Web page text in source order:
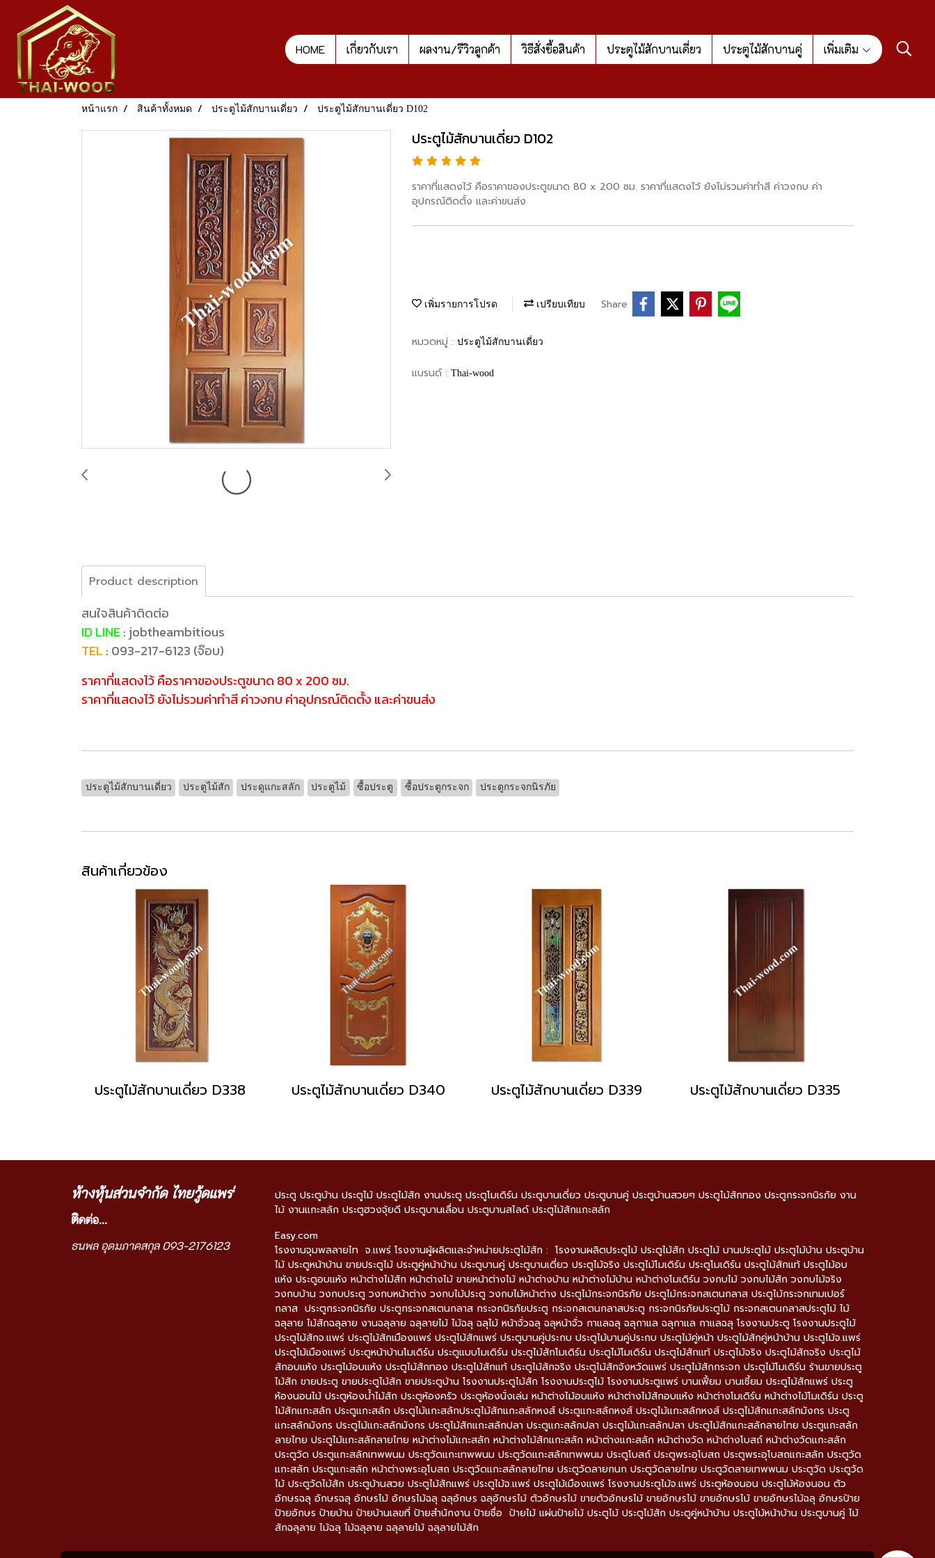
HOME เกี่ยวกับเรา ผลงาน/รีวิวลูกค้า วิธีสั่งซื้อสินค้า ประตูไม้สักบานเดี่ยว ประตูไม้สักบานคู่ เพิ่มเติม
หน้าแรก สินค้าทั้งหมด ประตูไม้สักบานเดี่ยว ประตูไม้สักบานเดี่ยว D102
ประตูไม้สักบานเดี่ยว D102
ราคาที่แสดงไว้ คือราคาของประตูขนาด 80 x 200 ซม. ราคาที่แสดงไว้ ยังไม่รวมค่าทำสี ค่าวงกบ ค่า
อุปกรณ์ติดตั้ง และค่าขนส่ง
เพิ่มรายการโปรด เปรียบเทียบ Share
หมวดหมู่ : ประตูไม้สักบานเดี่ยว
แบรนด์ : Thai-wood
Product description
สนใจสินค้าติดต่อ
ID LINE : jobtheambitious
TEL : 093-217-6123 (จ๊อบ)
ราคาที่แสดงไว้ คือราคาของประตูขนาด 80 x 200 ซม.
ราคาที่แสดงไว้ ยังไม่รวมค่าทำสี ค่าวงกบ ค่าอุปกรณ์ติดตั้ง และค่าขนส่ง
ประตูไม้สักบานเดี่ยว ประตูไม้สัก ประดูแกะสลัก ประตูไม้ ซื้อประตู ซื้อประตูกระจก ประตูกระจกนิรภัย
สินค้าเกี่ยวข้อง
ประตูไม้สักบานเดี่ยว D338 ประตูไม้สักบานเดี่ยว D340 ประตูไม้สักบานเดี่ยว D339 ประตูไม้สักบานเดี่ยว D335
ห้างหุ้นส่วนจำกัด ไทยวู้ดแพร่
ติดต่อ...
ธนพล อุดมภาคสกุล 093-2176123
ประตู ประตูบ้าน ประตูไม้ ประตูไม้สัก งานประตู ประตูโมเดิร์น ประตูบานเดี่ยว ประตูบานคู่ ประตูบ้านสวยๆ ประตูไม้สักทอง ประตูกระจกนิรภัย งาน
ไม้ งานแกะสลัก ประตูฮวงจุ้ยดี ประตูบานเลื่อน ประตูบานสไลด์ ประตูไม้สักแกะสลัก
Easy.com
โรงงานจุมพลลายไท จ.แพร่ โรงงานผู้ผลิตและจำหน่ายประตูไม้สัก : โรงงานผลิตประตูไม้ ประตูไม้สัก ประตูไม้ บานประตูไม้ ประตูไม้บ้าน ประตูบ้าน
ไม้ ประตูหน้าบ้าน ขายประตูไม้ ประตูคู่หน้าบ้าน ประตูบานคู่ ประตูบานเดี่ยว ประตูไม้จริง ประตูไม้โมเดิร์น ประตูโมเดิร์น ประตูไม้สักแท้ ประตูไม้อบ
แห้ง ประตูอบแห้ง หน้าต่างไม้สัก หน้าต่างไม้ ขายหน้าต่างไม้ หน้าต่างบ้าน หน้าต่างไม้บ้าน หน้าต่างโมเดิร์น วงกบไม้ วงกบไม้สัก วงกบไม้จริง
วงกบบ้าน วงกบประตู วงกบหน้าต่าง วงกบไม้ประตู วงกบไม้หน้าต่าง ประตูไม้กระจกนิรภัย ประตูไม้กระจกสเตนกลาส ประตูไม้กระจกเทมเปอร์
กลาส ประตูกระจกนิรภัย ประตูกระจกสเตนกลาส กระจกนิรภัยประตู กระจกสเตนกลาสประตู กระจกนิรภัยประตูไม้ กระจกสเตนกลาสประตูไม้ ไม้
ฉลุลาย ไม้สักฉลุลาย งานฉลุลาย ฉลุลายไม้ ไม้ฉลุ ฉลุไม้ หน้าจั่วฉลุ ฉลุหน้าจั่ว กาแลฉลุ ฉลุกาแล ฉลุกาแล กาแลฉลุ โรงงานประตู โรงงานประตูไม้
ประตูไม้สักจ.แพร่ ประตูไม้สักเมืองแพร่ ประตูไม้สักแพร่ ประตูบานคู่ประกบ ประตูไม้บานคู่ประกบ ประตูไม้คู่หน้า ประตูไม้สักคู่หน้าบ้าน ประตูไม้จ.แพร่
ประตูไม้เมืองแพร่ ประตูหน้าบ้านโมเดิร์น ประตูแบบโมเดิร์น ประตูไม้สักโมเดิร์น ประตูไม้โมเดิร์น ประตูไม้สักแท้ ประตูไม้จริง ประตูไม้สักจริง ประตูไม้
สักอบแห้ง ประตูไม้อบแห้ง ประตูไม้สักทอง ประตูไม้สักแท้ ประตูไม้สักจริง ประตูไม้สักจังหวัดแพร่ ประตูไม้สักกระจก ประตูไม้โมเดิร์น ร้านขายประตู
ไม้สัก ขายประตู ขายประตูไม้สัก ขายประตูบ้าน โรงงานประตูไม้สัก โรงงานประตูไม้ โรงงานประตูแพร่ บานเฟี้ยม บานเซี้ยม ประตูไม้สักแพร่ ประตู
ห้องนอนไม้ ประตูห้องน้ำไม้สัก ประตูห้องครัว ประตูห้องนั่งเล่น หน้าต่างไม้อบแห้ง หน้าต่างไม้สักอบแห้ง หน้าต่างโมเดิร์น หน้าต่างไม้โมเดิร์น ประตู
ไม้สักแกะสลัก ประตูแกะสลัก ประตูไม้แกะสลักประตูไม้สักแกะสลักหงส์ ประตูแกะสลักหงส์ ประตูไม้แกะสลักหงส์ ประตูไม้สักแกะสลักมังกร ประตู
แกะสลักมังกร ประตูไม้แกะสลักมังกร ประตูไม้สักแกะสลักปลา ประตูแกะสลักปลา ประตูไม้แกะสลักปลา ประตูไม้สักแกะสลักลายไทย ประตูแกะสลัก
ลายไทย ประตูไม้แกะสลักลายไทย หน้าต่างไม้แกะสลัก หน้าต่างไม้สักแกะสลัก หน้าต่างแกะสลัก หน้าต่างวัด หน้าต่างโบสถ์ หน้าต่างวัดแกะสลัก
ประตูวัด ประตูแกะสลักเทพพนม ประตูวัดแกะเทพพนม ประตูวัดแกะสลักเทพพนม ประตูโบสถ์ ประตูพระอุโบสถ ประตูพระอุโบสถแกะสลัก ประตูวัด
แกะสลัก ประตูแกะสลัก หน้าต่างพระอุโบสถ ประตูวัดแกะสลักลายไทย ประตูวัดลายกนก ประตูวัดลายไทย ประตูวัดลายเทพพนม ประตูวัด ประตูวัด
ไม้ ประตูวัดไม้สัก ประตูบ้านสวย ประตูไม้สักแพร่ ประตูไม้จ.แพร่ ประตูไม้เมืองแพร่ โรงงานประตูไม้จ.แพร่ ประตูห้องนอน ประตูไม้ห้องนอน ตัว
อักษรฉลุ อักษรฉลุ อักษรไม้ อักษรไม้ฉลุ ฉลุอักษร ฉลุอักษรไม้ ตัวอักษรไม้ ขายตัวอักษรไม้ ขายอักษรไม้ ขายอักษรไม้ ขายอักษรไม้ฉลุ อักษรป้าย
ป้ายอักษร ป้ายบ้าน ป้ายบ้านเลขที่ ป้ายสำนักงาน ป้ายชื่อ ป้ายไม้ แผ่นป้ายไม้ ประตูไม้ ประตูไม้สัก ประตูคู่หน้าบ้าน ประตูไม้หน้าบ้าน ประตูบานคู่ ไม้
สักฉลุลาย ไม้ฉลุ ไม้ฉลุลาย ฉลุลายไม้ ฉลุลายไม้สัก